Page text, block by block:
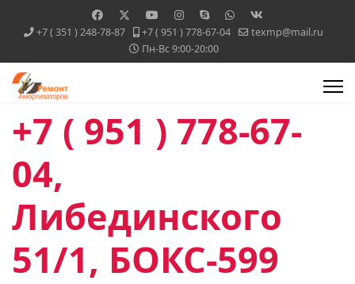
+7 ( 351 ) 248-78-87 +7 ( 951 ) 778-67-04
texmp@mail.ru
Пн-Вс 9:00-20:00
+7 ( 951 ) 778-67-
04,
Либединского
51/1, БОКС-599